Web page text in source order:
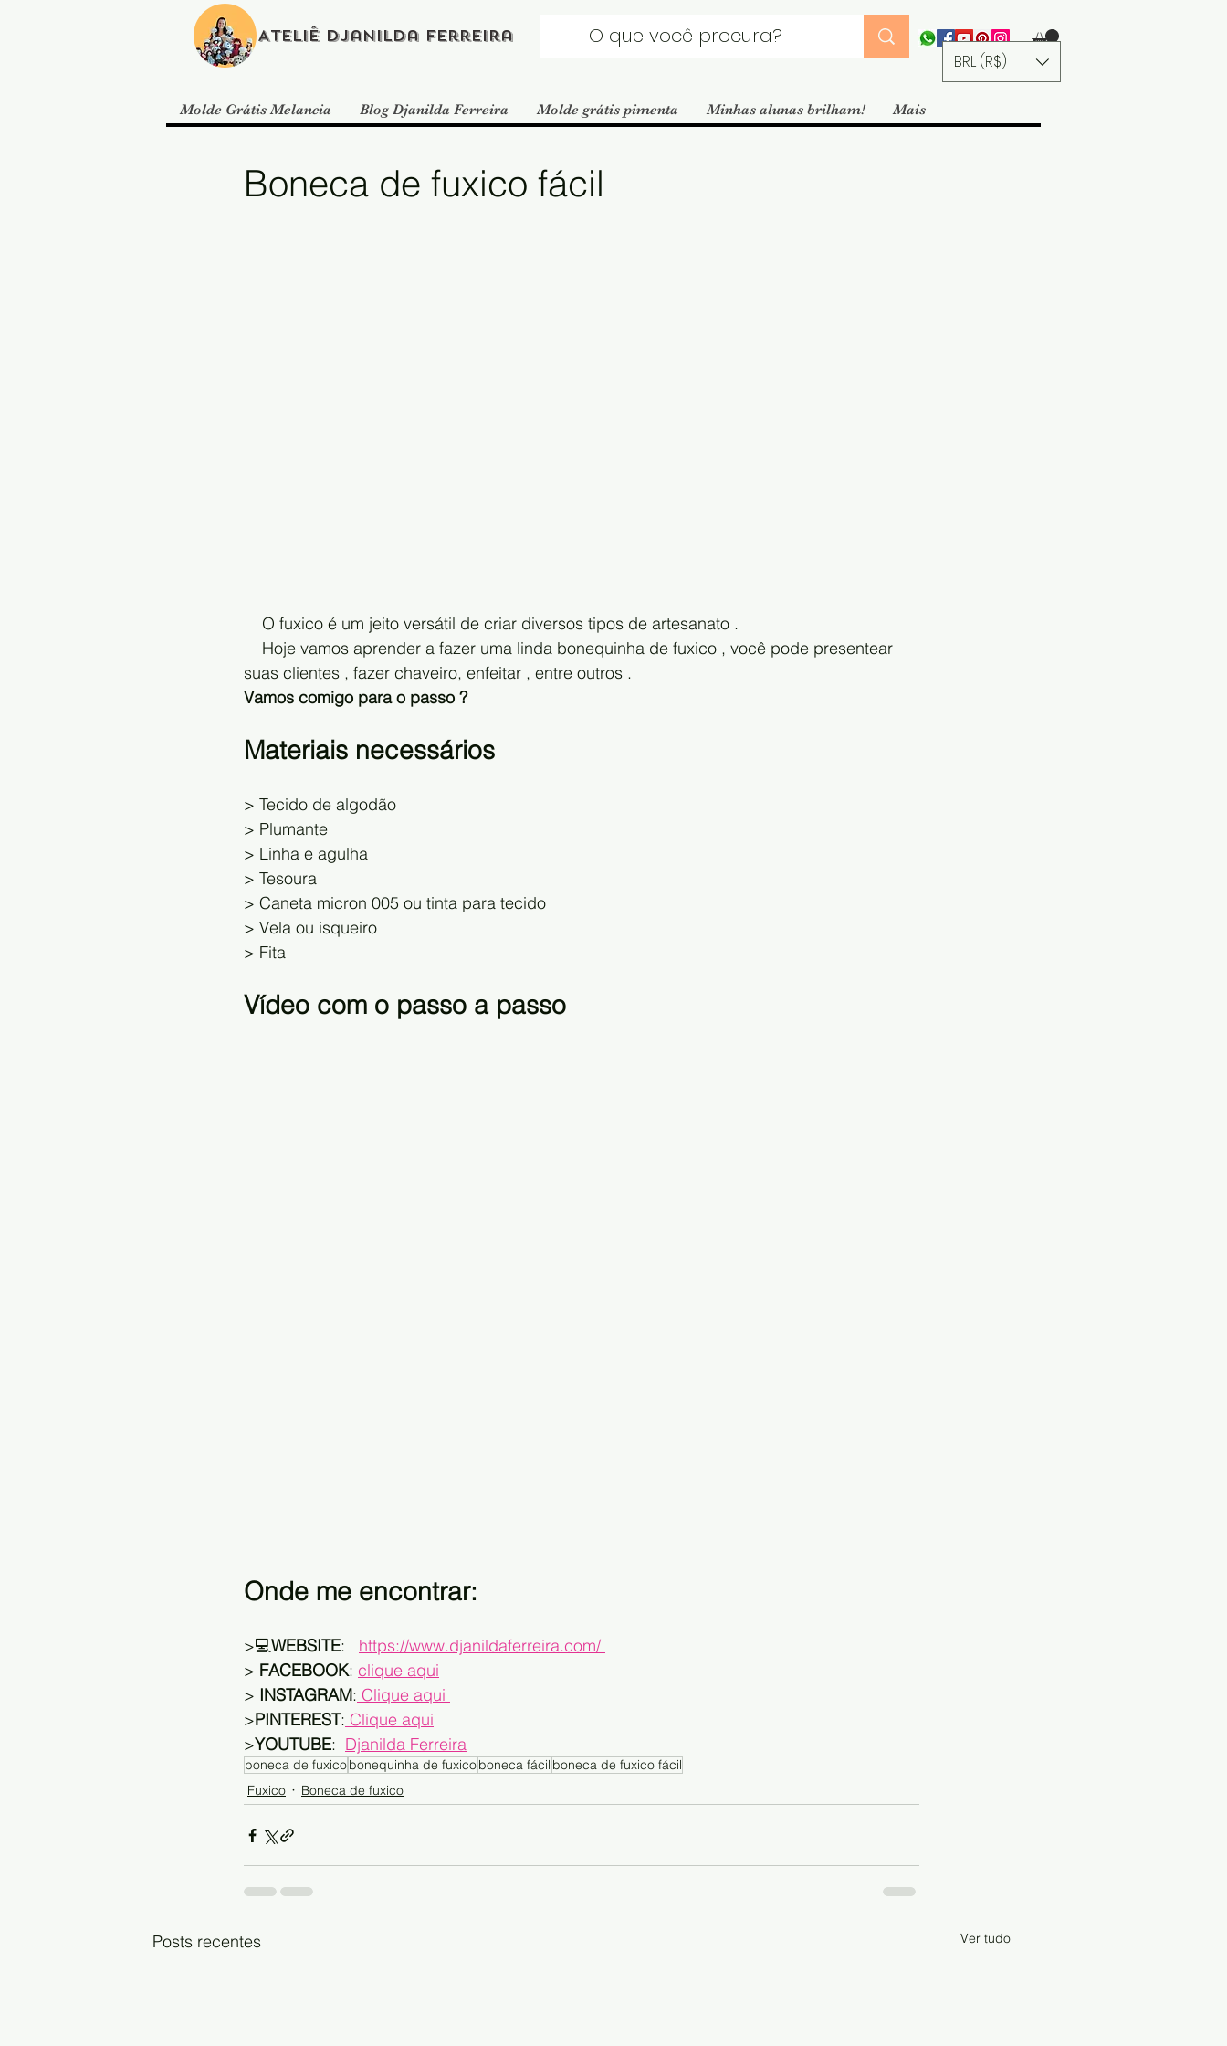
Ateliê Djanilda Ferreira
BRL (R$)
Molde Grátis Melancia Blog Djanilda Ferreira Molde grátis pimenta Minhas alunas brilham! Mais
Boneca de fuxico fácil
    O fuxico é um jeito versátil de criar diversos tipos de artesanato .
suas clientes , fazer chaveiro, enfeitar , entre outros .
Vamos comigo para o passo ?
Materiais necessários
> Tecido de algodão
> Plumante
> Linha e agulha
> Tesoura
> Caneta micron 005 ou tinta para tecido
> Vela ou isqueiro
> Fita
Vídeo com o passo a passo
Onde me encontrar:
>💻WEBSITE: https://www.djanildaferreira.com/
> FACEBOOK: clique aqui
> INSTAGRAM: Clique aqui
>PINTEREST: Clique aqui
>YOUTUBE: Djanilda Ferreira
boneca de fuxicobonequinha de fuxicoboneca fácil boneca de fuxico fácil
Fuxico
Boneca de fuxico
Posts recentes Ver tudo